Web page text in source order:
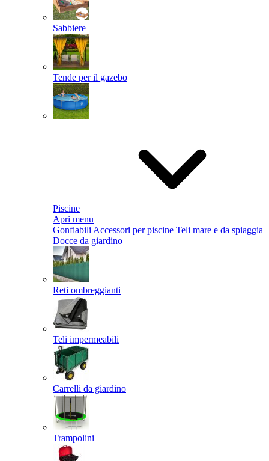
Sabbiere
Tende per il gazebo
Piscine
Apri menu
Gonfiabili Accessori per piscine Teli mare e da spiaggia
Docce da giardino
Reti ombreggianti
Teli impermeabili
Carrelli da giardino
Trampolini